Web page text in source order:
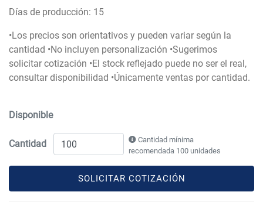
Días de producción: 15
•Los precios son orientativos y pueden variar según la
cantidad •No incluyen personalización •Sugerimos
solicitar cotización •El stock reflejado puede no ser el real,
consultar disponibilidad •Únicamente ventas por cantidad.
Disponible
Cantidad
Cantidad mínima
recomendada 100 unidades
SOLICITAR COTIZACIÓN